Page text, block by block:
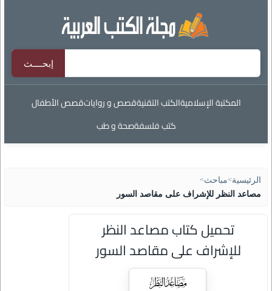
المكتبة الإسلاميةالكتب التقنيةقصص و رواياتقصص الأطفال
كتب فلسفةصحة و طب
الرئيسية>مباحث>
مصاعد النظر للإشراف على مقاصد السور
تحميل كتاب مصاعد النظر
للإشراف على مقاصد السور